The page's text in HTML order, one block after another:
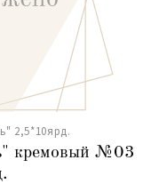
2,5*10ярд.
кремовый №03